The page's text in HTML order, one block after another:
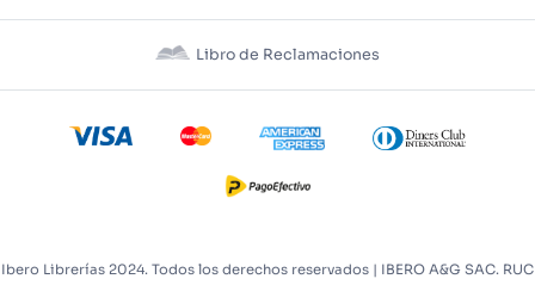
Recuperar Contraseña
Políticas de Privacidad
Políticas de Cookies
Términos y Condiciones Promos
Libro de Reclamaciones
Ibero Librerías 2024. Todos los derechos reservados | IBERO A&G SAC. RUC